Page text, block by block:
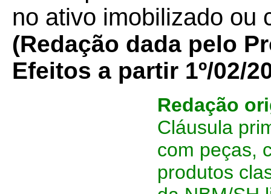
no ativo imobilizado ou
(Redação dada pelo
Efeitos a partir 1º/02/
Redação
Cláusula
com peças,
produtos